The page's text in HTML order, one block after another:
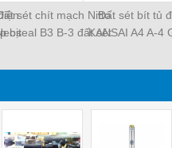
bịt
sét chít mạch Nitto
B3 B-3 đất sét
bịt tủ điện
Đất sét bít tủ
KANSAI A4 A-4
keo chít mạch